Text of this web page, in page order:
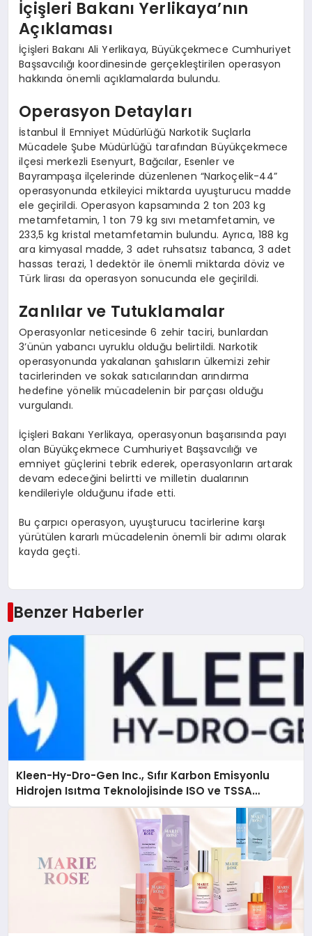
İçişleri Bakanı Yerlikaya’nın
Açıklaması
İçişleri Bakanı Ali Yerlikaya, Büyükçekmece Cumhuriyet
Başsavcılığı koordinesinde gerçekleştirilen operasyon
hakkında önemli açıklamalarda bulundu.
Operasyon Detayları
İstanbul İl Emniyet Müdürlüğü Narkotik Suçlarla
Mücadele Şube Müdürlüğü tarafından Büyükçekmece
ilçesi merkezli Esenyurt, Bağcılar, Esenler ve
Bayrampaşa ilçelerinde düzenlenen “Narkoçelik-44”
operasyonunda etkileyici miktarda uyuşturucu madde
ele geçirildi. Operasyon kapsamında 2 ton 203 kg
metamfetamin, 1 ton 79 kg sıvı metamfetamin, ve
233,5 kg kristal metamfetamin bulundu. Ayrıca, 188 kg
ara kimyasal madde, 3 adet ruhsatsız tabanca, 3 adet
hassas terazi, 1 dedektör ile önemli miktarda döviz ve
Türk lirası da operasyon sonucunda ele geçirildi.
Zanlılar ve Tutuklamalar
Operasyonlar neticesinde 6 zehir taciri, bunlardan
3’ünün yabancı uyruklu olduğu belirtildi. Narkotik
operasyonunda yakalanan şahısların ülkemizi zehir
tacirlerinden ve sokak satıcılarından arındırma
hedefine yönelik mücadelenin bir parçası olduğu
vurgulandı.
İçişleri Bakanı Yerlikaya, operasyonun başarısında payı
olan Büyükçekmece Cumhuriyet Başsavcılığı ve
emniyet güçlerini tebrik ederek, operasyonların artarak
devam edeceğini belirtti ve milletin dualarının
kendileriyle olduğunu ifade etti.
Bu çarpıcı operasyon, uyuşturucu tacirlerine karşı
yürütülen kararlı mücadelenin önemli bir adımı olarak
kayda geçti.
Benzer Haberler
Kleen-Hy-Dro-Gen Inc., Sıfır Karbon Emisyonlu
Hidrojen Isıtma Teknolojisinde ISO ve TSSA
Düzenleyici Onaylarını Aldı